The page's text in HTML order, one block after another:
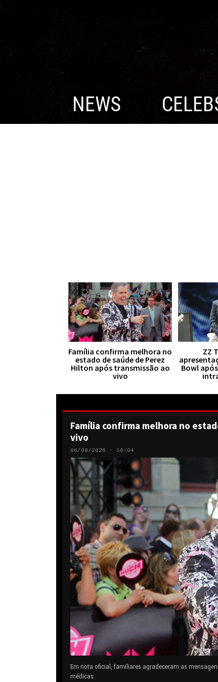
NEWS
Família confirma melhora no
estado de saúde de Perez
Hilton após transmissão ao
vivo
ZZ
Bowl
Família confirma melhora no
vivo
06/08/2026 · 16:04
Em nota oficial, familiares agradeceram as
médicas.